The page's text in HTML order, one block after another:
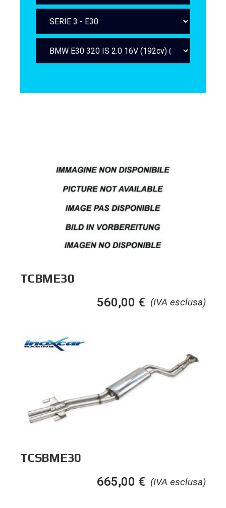
TCBME30
(IVA esclusa)
560,00 €
TCSBME30
(IVA esclusa)
665,00 €